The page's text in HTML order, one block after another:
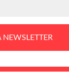
NEWSLETTER